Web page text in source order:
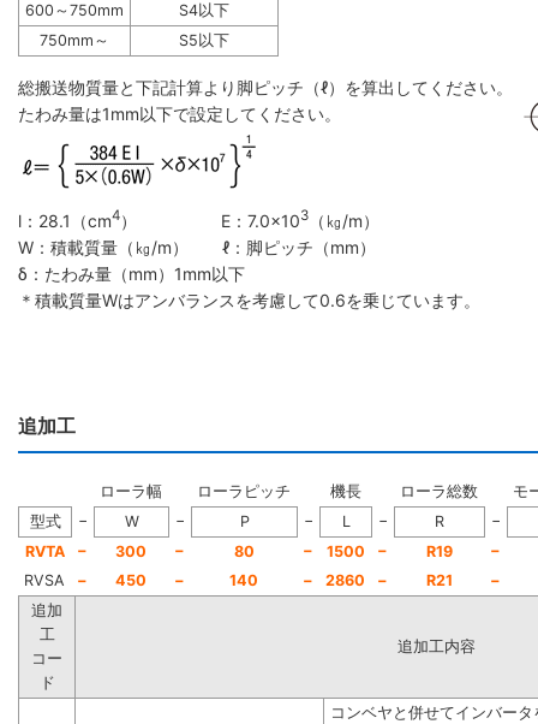
600～750mm
S4以下
750mm～
S5以下
総搬送物質量と下記計算より脚ピッチ（ℓ）を算出してください。
たわみ量は1mm以下で設定してください。
l：28.1（cm4） E：7.0×103
（㎏/m）
W：積載質量（㎏/m） ℓ：脚ピッチ（mm）
δ：たわみ量（mm）1mm以下
＊積載質量Wはアンバランスを考慮して0.6を乗じています。
追加工
ローラ幅 ローラピッチ 機長 ローラ総数
モ
型式
− W − P − L − R
−
RVTA
− 300 − 80 − 1500 − R19
−
RVSA
− 450 − 140 − 2860 − R21
−
追加
工
コー
ド
追加工内容
コンベヤと併せてインバー